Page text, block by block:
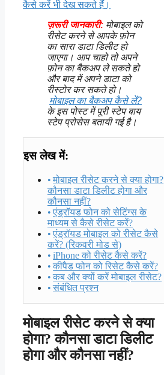
कैसे करें भी देख सकते हैं।
ज़रूरी जानकारी: मोबाइल को
रीसेट करने से आपके फ़ोन
का सारा डाटा डिलीट हो
जाएगा। आप चाहो तो अपने
फ़ोन का बैकअप ले सकते हो
और बाद में अपने डाटा को
रीस्टोर कर सकते हो।
मोबाइल का बैकअप कैसे लें?
के इस पोस्ट में पूरी स्टेप बाय
स्टेप प्रोसेस बतायी गई है।
इस लेख में:
मोबाइल रीसेट करने से क्या होगा?
कौनसा डाटा डिलीट होगा और
कौनसा नहीं?
एंड्रॉयड फोन को सेटिंग्स के
माध्यम से कैसे रीसेट करें?
एंड्रॉयड मोबाइल को रीसेट कैसे
करें? (रिकवरी मोड से)
iPhone को रीसेट कैसे करें?
कीपैड फोन को रिसेट कैसे करें?
कब और क्यों करें मोबाइल रीसेट?
संबंधित प्रश्न
मोबाइल रीसेट करने से क्या
होगा? कौनसा डाटा डिलीट
होगा और कौनसा नहीं?